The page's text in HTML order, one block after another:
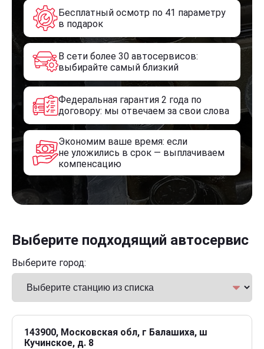
Бесплатный осмотр по 41 параметру
в подарок
В сети более 30 автосервисов:
выбирайте самый близкий
Федеральная гарантия 2 года по
договору: мы отвечаем за свои слова
Экономим ваше время: если
не уложились в срок — выплачиваем
компенсацию
Выберите подходящий автосервис
Выберите город:
143900, Московская обл, г Балашиха, ш
Кучинское, д. 8